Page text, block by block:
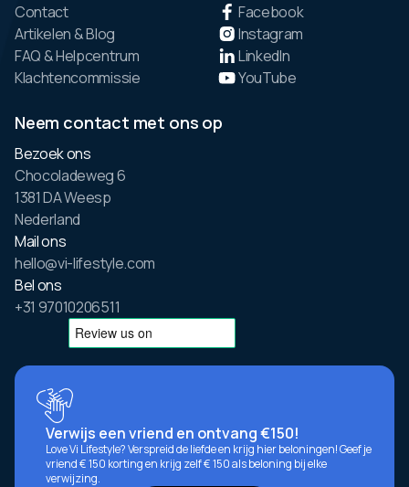
Contact
Artikelen & Blog
FAQ & Helpcentrum
Klachtencommissie
Facebook
Instagram
LinkedIn
YouTube
Neem contact met ons op
Bezoek ons
Chocoladeweg 6
1381 DA Weesp
Nederland
Mail ons
hello@vi-lifestyle.com
Bel ons
+31 97010206511
Verwijs een vriend en ontvang €150!
Love Vi Lifestyle? Verspreid de liefde en krijg hier beloningen! Geef je
vriend € 150 korting en krijg zelf € 150 als beloning bij elke
verwijzing.